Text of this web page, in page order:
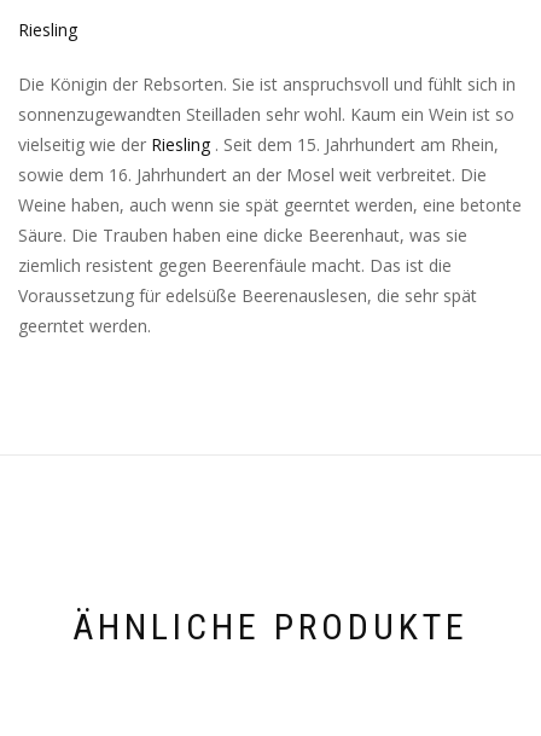
Riesling
Die Königin der Rebsorten. Sie ist anspruchsvoll und fühlt sich in
sonnenzugewandten Steilladen sehr wohl. Kaum ein Wein ist so
vielseitig wie der Riesling . Seit dem 15. Jahrhundert am Rhein,
sowie dem 16. Jahrhundert an der Mosel weit verbreitet. Die
Weine haben, auch wenn sie spät geerntet werden, eine betonte
Säure. Die Trauben haben eine dicke Beerenhaut, was sie
ziemlich resistent gegen Beerenfäule macht. Das ist die
Voraussetzung für edelsüße Beerenauslesen, die sehr spät
geerntet werden.
ÄHNLICHE PRODUKTE